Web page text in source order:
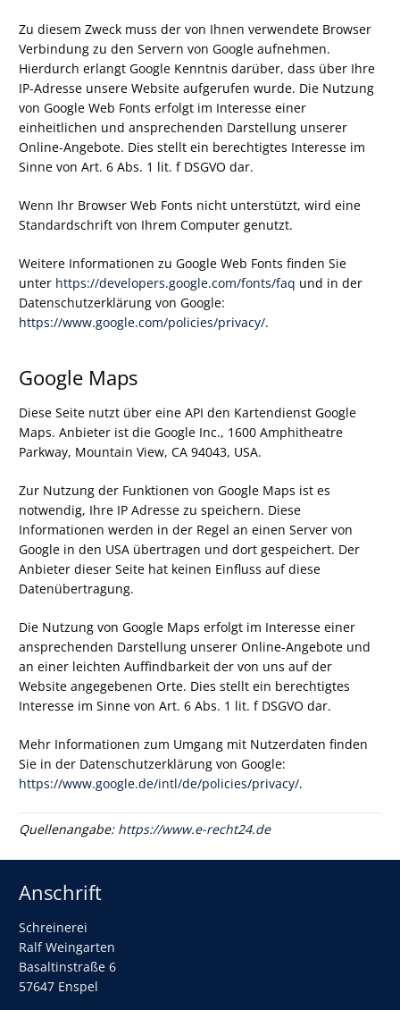
Zu diesem Zweck muss der von Ihnen verwendete Browser
Verbindung zu den Servern von Google aufnehmen.
Hierdurch erlangt Google Kenntnis darüber, dass über Ihre
IP-Adresse unsere Website aufgerufen wurde. Die Nutzung
von Google Web Fonts erfolgt im Interesse einer
einheitlichen und ansprechenden Darstellung unserer
Online-Angebote. Dies stellt ein berechtigtes Interesse im
Sinne von Art. 6 Abs. 1 lit. f DSGVO dar.
Wenn Ihr Browser Web Fonts nicht unterstützt, wird eine
Standardschrift von Ihrem Computer genutzt.
Weitere Informationen zu Google Web Fonts finden Sie
unter https://developers.google.com/fonts/faq und in der
Datenschutzerklärung von Google:
https://www.google.com/policies/privacy/.
Google Maps
Diese Seite nutzt über eine API den Kartendienst Google
Maps. Anbieter ist die Google Inc., 1600 Amphitheatre
Parkway, Mountain View, CA 94043, USA.
Zur Nutzung der Funktionen von Google Maps ist es
notwendig, Ihre IP Adresse zu speichern. Diese
Informationen werden in der Regel an einen Server von
Google in den USA übertragen und dort gespeichert. Der
Anbieter dieser Seite hat keinen Einfluss auf diese
Datenübertragung.
Die Nutzung von Google Maps erfolgt im Interesse einer
ansprechenden Darstellung unserer Online-Angebote und
an einer leichten Auffindbarkeit der von uns auf der
Website angegebenen Orte. Dies stellt ein berechtigtes
Interesse im Sinne von Art. 6 Abs. 1 lit. f DSGVO dar.
Mehr Informationen zum Umgang mit Nutzerdaten finden
Sie in der Datenschutzerklärung von Google:
https://www.google.de/intl/de/policies/privacy/.
Quellenangabe: https://www.e-recht24.de
Anschrift
Schreinerei
Ralf Weingarten
Basaltinstraße 6
57647 Enspel